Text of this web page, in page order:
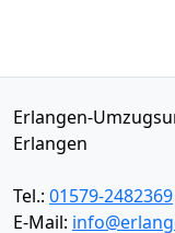
Erlangen-
Erlangen
Tel.: 01579-2482369
E-Mail: